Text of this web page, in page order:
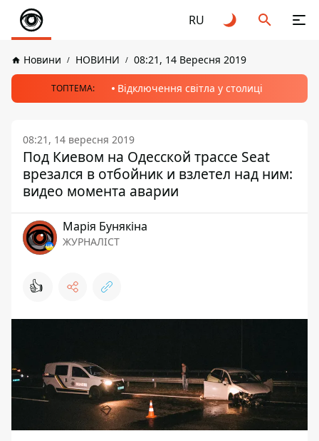
RU
Новини НОВИНИ 08:21, 14 Вересня 2019
ТОПТЕМА: Відключення світла у столиці
08:21, 14 вересня 2019
Под Киевом на Одесской трассе Seat
врезался в отбойник и взлетел над ним:
видео момента аварии
Марія Бунякіна
ЖУРНАЛІСТ
👍